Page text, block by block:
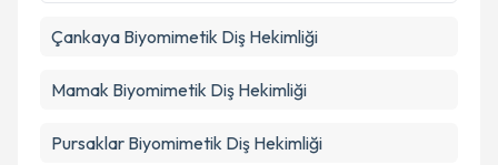
Çankaya Biyomimetik Diş Hekimliği
Mamak Biyomimetik Diş Hekimliği
Pursaklar Biyomimetik Diş Hekimliği